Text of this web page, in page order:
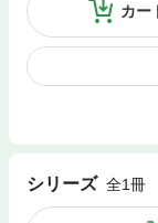
カー
シリーズ 全1冊